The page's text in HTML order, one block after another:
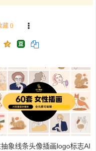
藏 0
象线条头像插画logo标志AI